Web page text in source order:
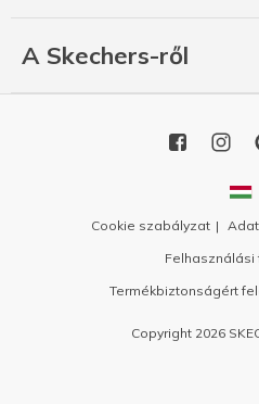
A Skechers-ről
Cookie szabályzat
Termékbiztonságért
Copyright 2026